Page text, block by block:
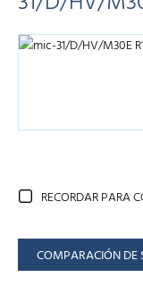
RECORDAR PARA
COMPARACIÓN DE